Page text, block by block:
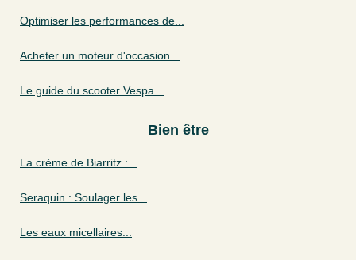
Optimiser les performances de...
Acheter un moteur d'occasion...
Le guide du scooter Vespa...
Bien être
La crème de Biarritz :...
Seraquin : Soulager les...
Les eaux micellaires...